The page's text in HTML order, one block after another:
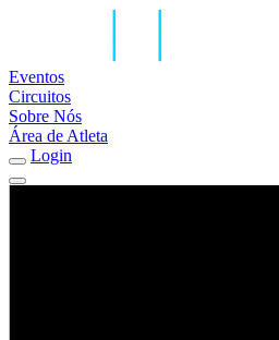
Eventos
Circuitos
Sobre Nós
Área de Atleta
Login